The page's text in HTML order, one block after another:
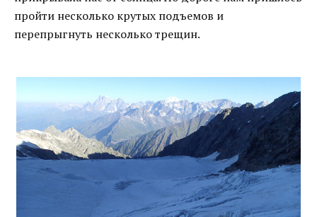
пройти несколько крутых подъемов и
перепрыгнуть несколько трещин.